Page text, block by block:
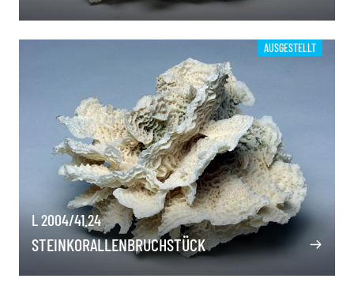
AUSGESTELLT
L 2004/41.24
STEINKORALLENBRUCHSTÜCK